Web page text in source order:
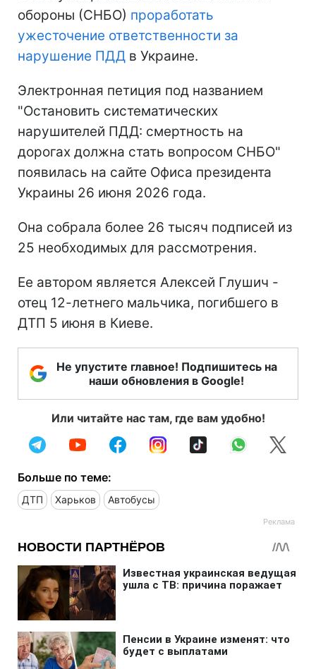
обороны (СНБО) проработать
ужесточение ответственности за
нарушение ПДД в Украине.
Электронная петиция под названием
"Остановить систематических
нарушителей ПДД: смертность на
дорогах должна стать вопросом СНБО"
появилась на сайте Офиса президента
Украины 26 июня 2026 года.
Она собрала более 26 тысяч подписей из
25 необходимых для рассмотрения.
Ее автором является Алексей Глушич -
отец 12-летнего мальчика, погибшего в
ДТП 5 июня в Киеве.
Не упустите главное! Подпишитесь на
наши обновления в Google!
Или читайте нас там, где вам удобно!
Больше по теме:
ДТП Харьков Автобусы